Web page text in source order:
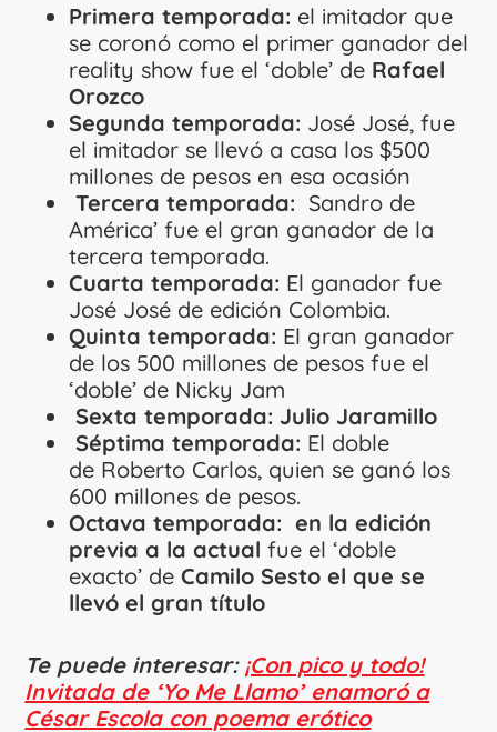
Primera temporada: el imitador que
se coronó como el primer ganador del
reality show fue el ‘doble’ de Rafael
Orozco
Segunda temporada: José José, fue
el imitador se llevó a casa los $500
millones de pesos en esa ocasión
Tercera temporada: Sandro de
América’ fue el gran ganador de la
tercera temporada.
Cuarta temporada: El ganador fue
José José de edición Colombia.
Quinta temporada: El gran ganador
de los 500 millones de pesos fue el
‘doble’ de Nicky Jam
Sexta temporada: Julio Jaramillo
Séptima temporada: El doble
de Roberto Carlos, quien se ganó los
600 millones de pesos.
Octava temporada: en la edición
previa a la actualfue el ‘doble
exacto’ deCamilo Sesto el que se
llevó el gran título
Te puede interesar: ¡Con pico y todo!
Invitada de ‘Yo Me Llamo’ enamoró a
César Escola con poema erótico